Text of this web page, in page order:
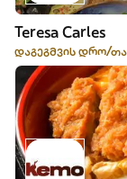
Teresa Carles
დაგეგმვის დრო/